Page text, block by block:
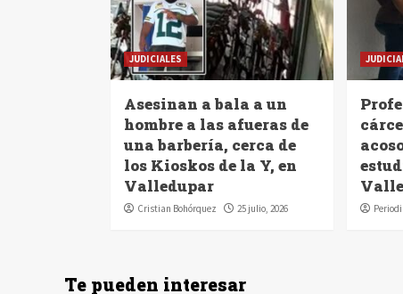
JUDICIALES
Asesinan a bala a un
hombre a las afueras de
una barbería, cerca de
los Kioskos de la Y, en
Valledupar
Cristian Bohórquez 25 julio, 2026
Te pueden interesar